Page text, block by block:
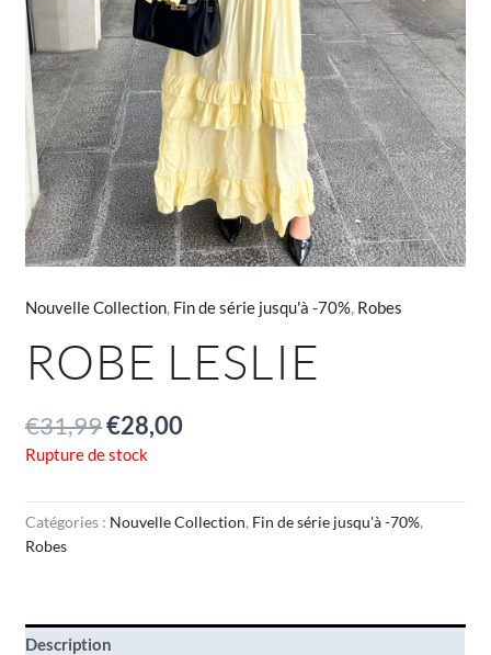
Nouvelle Collection, Fin de série jusqu'à -70%, Robes
ROBE LESLIE
€31,99€28,00
Rupture de stock
Catégories : Nouvelle Collection, Fin de série jusqu'à -70%,
Robes
Description